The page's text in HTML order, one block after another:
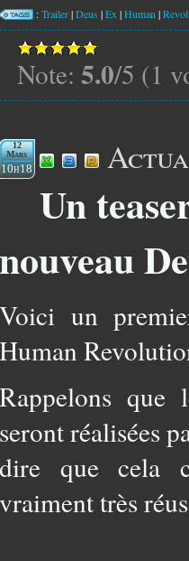
:Trailer|Deus |Ex |Human |
Note: 5.0/5 (1
12
Mars
10h18
Un
nouveau
Voici un
Human
Rappelons que
seront réalisées
dire que cela
vraiment très